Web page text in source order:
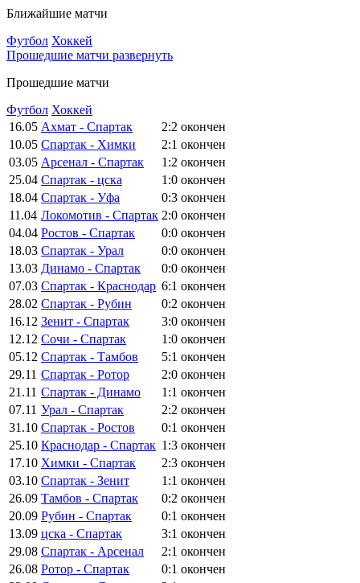
Ближайшие матчи
Футбол Хоккей
Прошедшие матчи развернуть
Прошедшие матчи
Футбол Хоккей
16.05 Ахмат - Спартак 2:2 окончен
10.05 Спартак - Химки 2:1 окончен
03.05 Арсенал - Спартак 1:2 окончен
25.04 Спартак - цска 1:0 окончен
18.04 Спартак - Уфа 0:3 окончен
11.04 Локомотив - Спартак 2:0 окончен
04.04 Ростов - Спартак 0:0 окончен
18.03 Спартак - Урал 0:0 окончен
13.03 Динамо - Спартак 0:0 окончен
07.03 Спартак - Краснодар 6:1 окончен
28.02 Спартак - Рубин 0:2 окончен
16.12 Зенит - Спартак 3:0 окончен
12.12 Сочи - Спартак 1:0 окончен
05.12 Спартак - Тамбов 5:1 окончен
29.11 Спартак - Ротор 2:0 окончен
21.11 Спартак - Динамо 1:1 окончен
07.11 Урал - Спартак 2:2 окончен
31.10 Спартак - Ростов 0:1 окончен
25.10 Краснодар - Спартак 1:3 окончен
17.10 Химки - Спартак 2:3 окончен
03.10 Спартак - Зенит 1:1 окончен
26.09 Тамбов - Спартак 0:2 окончен
20.09 Рубин - Спартак 0:1 окончен
13.09 цска - Спартак 3:1 окончен
29.08 Спартак - Арсенал 2:1 окончен
26.08 Ротор - Спартак 0:1 окончен